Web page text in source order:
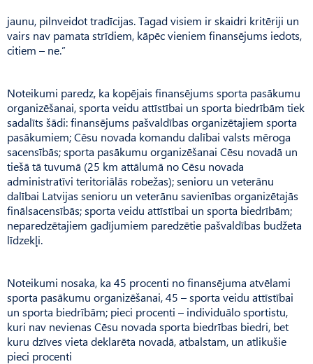
jaunu, pilnveidot tradīcijas. Tagad visiem ir skaidri kritēriji un
vairs nav pamata strīdiem, kāpēc vieniem finansējums iedots,
citiem – ne.”
Noteikumi paredz, ka kopējais finansējums sporta pasākumu
organizēšanai, sporta veidu attīstībai un sporta biedrībām tiek
sadalīts šādi: finansējums pašvaldības organizētajiem sporta
pasākumiem; Cēsu novada komandu dalībai valsts mēroga
sacensībās; sporta pasākumu organizēšanai Cēsu novadā un
tiešā tā tuvumā (25 km attālumā no Cēsu novada
administratīvi teritoriālās robežas); senioru un veterānu
dalībai Latvijas senioru un veterānu savienības organizētajās
finālsacensībās; sporta veidu attīstībai un sporta biedrībām;
neparedzētajiem gadījumiem paredzētie pašvaldības budžeta
līdzekļi.
Noteikumi nosaka, ka 45 procenti no finansējuma atvēlami
sporta pasākumu organizēšanai, 45 – sporta veidu attīstībai
un sporta biedrībām; pieci procenti – individuālo sportistu,
kuri nav nevienas Cēsu novada sporta biedrības biedri, bet
kuru dzīves vieta deklarēta novadā, atbalstam, un atlikušie
pieci procenti